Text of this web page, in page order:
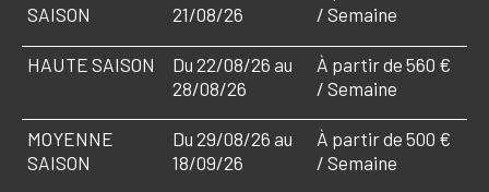
SAISON
21/08/26
/ Semaine
HAUTE SAISON
Du 22/08/26 au
28/08/26
À partir de 560 €
/ Semaine
MOYENNE
SAISON
Du 29/08/26 au
18/09/26
À partir de 500 €
/ Semaine